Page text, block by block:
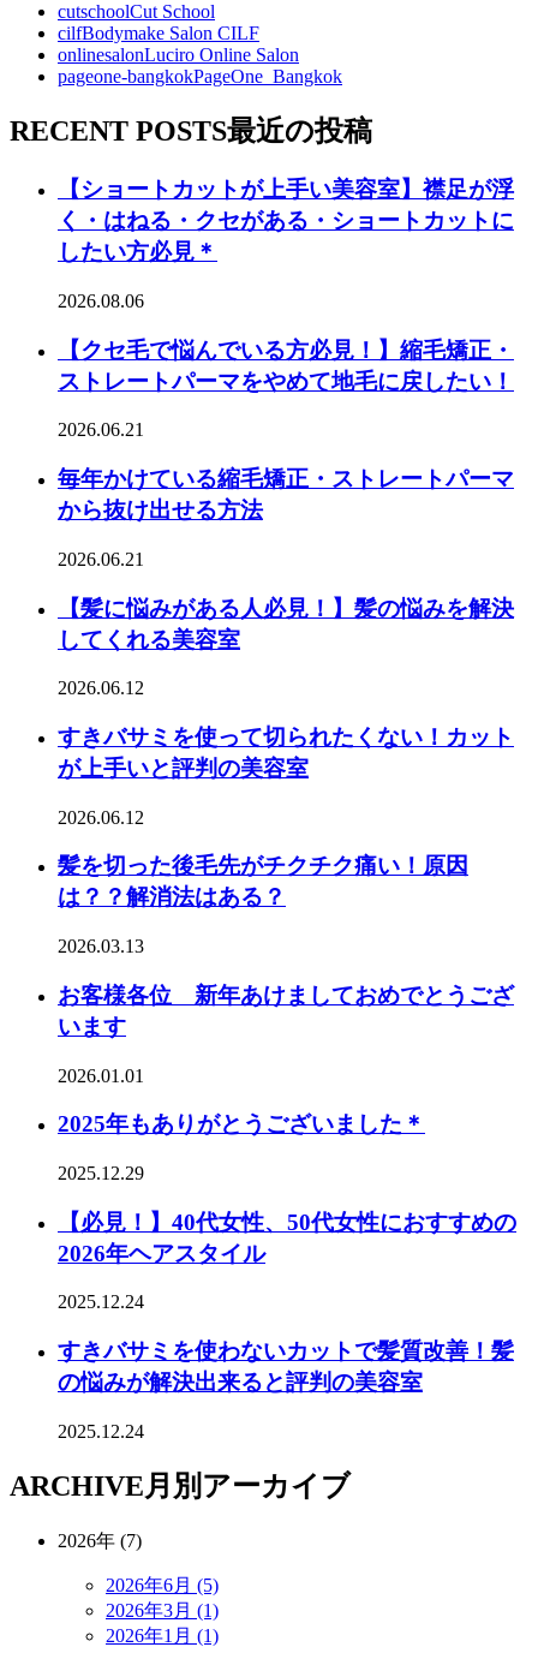
cutschoolCut School
cilfBodymake Salon CILF
onlinesalonLuciro Online Salon
pageone-bangkokPageOne_Bangkok
RECENT POSTS最近の投稿
【ショートカットが上手い美容室】襟足が浮
く・はねる・クセがある・ショートカットに
したい方必見＊
2026.08.06
【クセ毛で悩んでいる方必見！】縮毛矯正・
ストレートパーマをやめて地毛に戻したい！
2026.06.21
毎年かけている縮毛矯正・ストレートパーマ
から抜け出せる方法
2026.06.21
【髪に悩みがある人必見！】髪の悩みを解決
してくれる美容室
2026.06.12
すきバサミを使って切られたくない！カット
が上手いと評判の美容室
2026.06.12
髪を切った後毛先がチクチク痛い！原因
は？？解消法はある？
2026.03.13
お客様各位 新年あけましておめでとうござ
います
2026.01.01
2025年もありがとうございました＊
2025.12.29
【必見！】40代女性、50代女性におすすめの
2026年ヘアスタイル
2025.12.24
すきバサミを使わないカットで髪質改善！髪
の悩みが解決出来ると評判の美容室
2025.12.24
ARCHIVE月別アーカイブ
2026年 (7)
2026年6月 (5)
2026年3月 (1)
2026年1月 (1)